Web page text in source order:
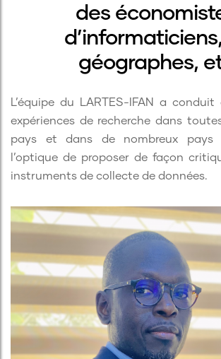
des
géographes,
L’équipe du LARTES-IFAN a
expériences de recherche dans
pays et dans de nombreux pays
l’optique de proposer de façon
instruments de collecte de données.
Dr Soufianou
Chargé de Recherche en Méthodes